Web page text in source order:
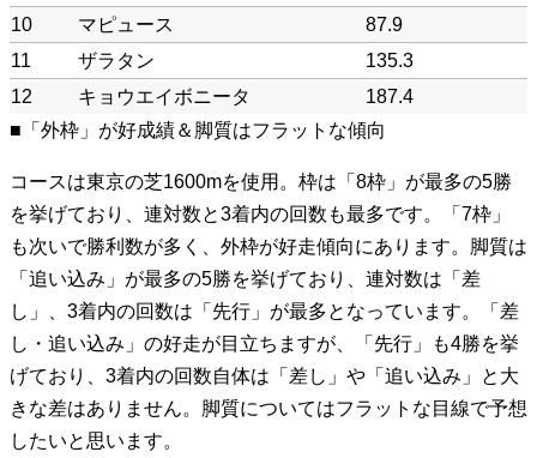
10
マピュース
87.9
11
ザラタン
135.3
12
キョウエイボニータ
187.4
■「外枠」が好成績＆脚質はフラットな傾向
コースは東京の芝1600mを使用。枠は「8枠」が最多の5勝
を挙げており、連対数と3着内の回数も最多です。「7枠」
も次いで勝利数が多く、外枠が好走傾向にあります。脚質は
「追い込み」が最多の5勝を挙げており、連対数は「差
し」、3着内の回数は「先行」が最多となっています。「差
し・追い込み」の好走が目立ちますが、「先行」も4勝を挙
げており、3着内の回数自体は「差し」や「追い込み」と大
きな差はありません。脚質についてはフラットな目線で予想
したいと思います。